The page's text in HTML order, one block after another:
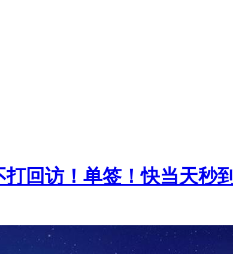
回访！单签！快当天秒到